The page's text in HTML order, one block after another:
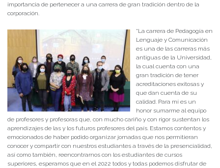
importancia de pertenecer a una carrera de gran tradición dentro de la
corporación.
“La carrera de Pedagogía en
Lenguaje y Comunicación
es una de las carreras más
antiguas de la Universidad,
la cual cuenta con una
gran tradición de tener
acreditaciones exitosas y
que dan cuenta de su
calidad. Para mí es un
honor sumarme al equipo
de profesores y profesoras que, con mucho cariño y con rigor sustentan los
aprendizajes de las y los futuros profesores del país. Estamos contentos y
emocionados de haber podido organizar jornadas que nos permitieran
conocer y compartir con nuestros estudiantes a través de la presencialidad,
así como también, reencontrarnos con los estudiantes de cursos
superiores, esperamos que en el 2022 todos y todas podemos disfrutar de